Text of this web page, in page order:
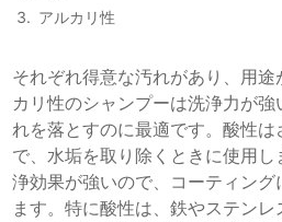
アルカリ性
それぞれ得意な汚れがあり、用
カリ性のシャンプーは洗浄力が
れを落とすのに最適です。酸性
で、水垢を取り除くときに使用
浄効果が強いので、コーティン
ます。特に酸性は、鉄やステン